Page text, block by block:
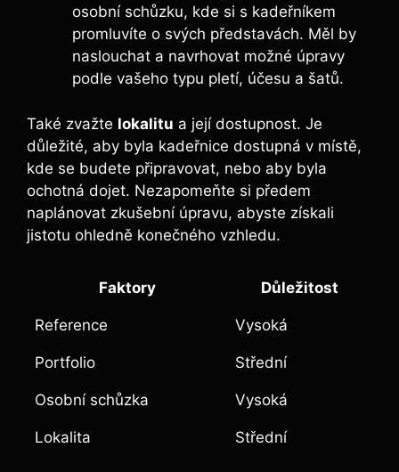
osobní schůzku, kde si s kadeřníkem
promluvíte o svých představách. Měl by
naslouchat a ⁤navrhovat možné úpravy
podle vašeho typu pletí, účesu a šatů.
Také zvažte lokalitu a její dostupnost. Je
důležité, aby⁢ byla kadeřnice dostupná v místě,
kde se ⁤budete připravovat, nebo aby byla
ochotná dojet. Nezapomeňte si ‍předem
naplánovat zkušební úpravu, ‌abyste ⁤získali
jistotu ohledně⁢ konečného vzhledu.
Faktory Důležitost
Reference Vysoká
Portfolio Střední
Osobní schůzka Vysoká
Lokalita Střední